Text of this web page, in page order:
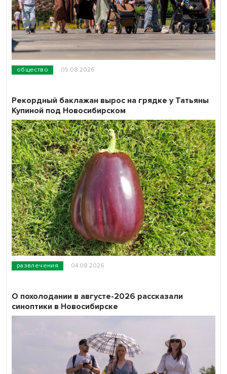
общество 05.08.2026
развлечения 04.08.2026
Рекордный баклажан вырос на грядке у Татьяны
Купиной под Новосибирском
О похолодании в августе-2026 рассказали
синоптики в Новосибирске